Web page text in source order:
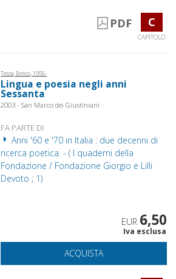
PDF C
CAPITOLO
Testa, Enrico, 1956-
Lingua e poesia negli anni
Sessanta
2003 - San Marco dei Giustiniani
FA PARTE DI
Anni '60 e '70 in Italia : due decenni di
ricerca poetica. - ( I quaderni della
Fondazione / Fondazione Giorgio e Lilli
Devoto ; 1)
EUR 6,50
Iva esclusa
ACQUISTA